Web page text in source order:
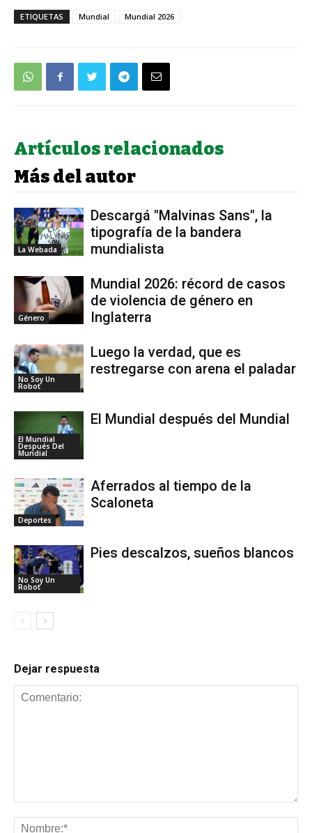
ETIQUETAS Mundial Mundial 2026
Artículos relacionados
Más del autor
La Webada
Descargá "Malvinas Sans", la
tipografía de la bandera
mundialista
Género
Mundial 2026: récord de casos
de violencia de género en
Inglaterra
No Soy Un
Robot
Luego la verdad, que es
restregarse con arena el paladar
El Mundial
Después Del
Mundial
El Mundial después del Mundial
Deportes
Aferrados al tiempo de la
Scaloneta
No Soy Un
Robot
Pies descalzos, sueños blancos
Dejar respuesta